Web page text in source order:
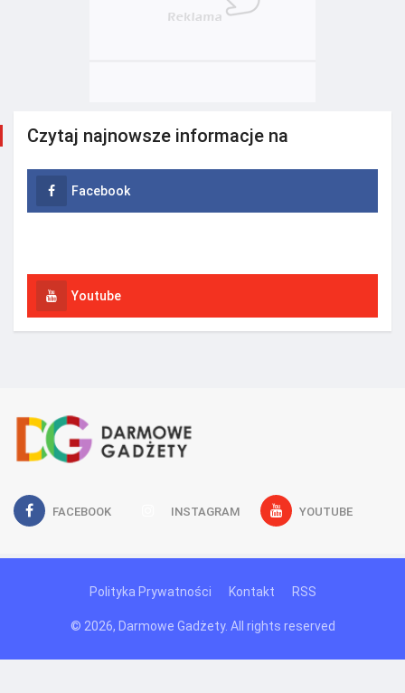
Czytaj najnowsze informacje na
Facebook
Youtube
FACEBOOK INSTAGRAM YOUTUBE
Polityka Prywatności Kontakt RSS
© 2026, Darmowe Gadżety. All rights reserved